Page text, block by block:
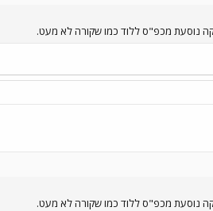
נוסעת מכפ"ס ללוד כמו שקורה לא מעט.
נוסעת מכפ"ס ללוד כמו שקורה לא מעט.